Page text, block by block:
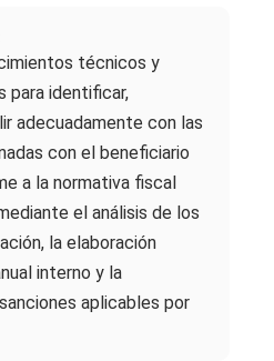
técnicos y
para identificar,
adecuadamente con las
con el beneficiario
a la normativa fiscal
el análisis de los
la elaboración
interno y la
aplicables por